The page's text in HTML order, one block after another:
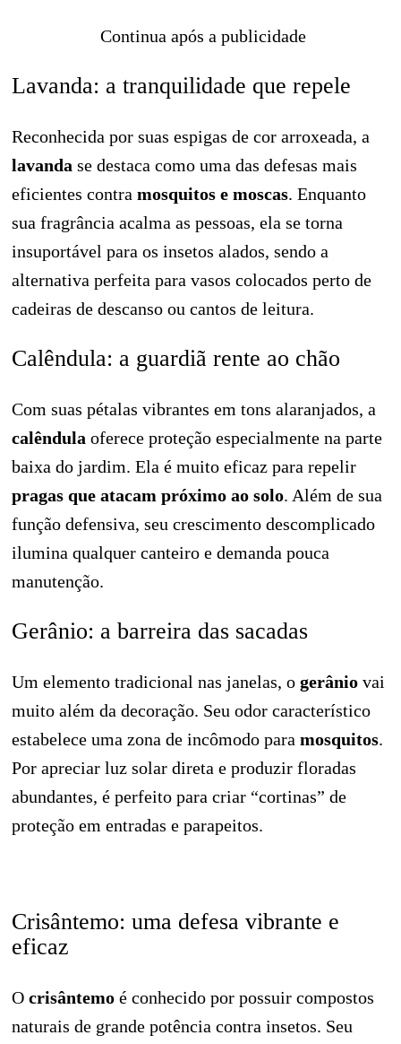
Continua após a publicidade
Lavanda: a tranquilidade que repele
Reconhecida por suas espigas de cor arroxeada, a
lavanda se destaca como uma das defesas mais
eficientes contra mosquitos e moscas. Enquanto
sua fragrância acalma as pessoas, ela se torna
insuportável para os insetos alados, sendo a
alternativa perfeita para vasos colocados perto de
cadeiras de descanso ou cantos de leitura.
Calêndula: a guardiã rente ao chão
Com suas pétalas vibrantes em tons alaranjados, a
calêndula oferece proteção especialmente na parte
baixa do jardim. Ela é muito eficaz para repelir
pragas que atacam próximo ao solo. Além de sua
função defensiva, seu crescimento descomplicado
ilumina qualquer canteiro e demanda pouca
manutenção.
Gerânio: a barreira das sacadas
Um elemento tradicional nas janelas, o gerânio vai
muito além da decoração. Seu odor característico
estabelece uma zona de incômodo para mosquitos.
Por apreciar luz solar direta e produzir floradas
abundantes, é perfeito para criar “cortinas” de
proteção em entradas e parapeitos.
Crisântemo: uma defesa vibrante e
eficaz
O crisântemo é conhecido por possuir compostos
naturais de grande potência contra insetos. Seu